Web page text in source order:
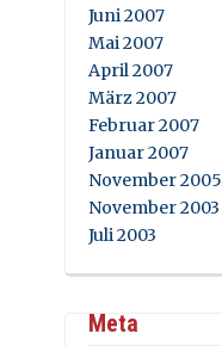
Juni 2007
Mai 2007
April 2007
März 2007
Februar 2007
Januar 2007
November 2005
November 2003
Juli 2003
Meta